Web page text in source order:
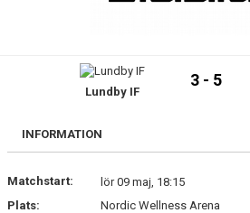
BILDGALLERI
KONTAKT
Lundby IF
3 - 5
INFORMATION
Matchstart:
lör 09 maj, 18:15
Plats:
Nordic Wellness Arena